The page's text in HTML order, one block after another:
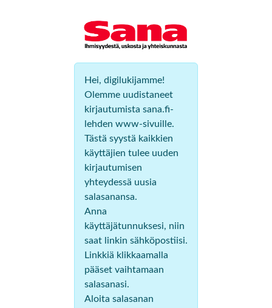
Hei, digilukijamme!
Olemme uudistaneet
kirjautumista sana.fi-
lehden www-sivuille.
Tästä syystä kaikkien
käyttäjien tulee uuden
kirjautumisen
yhteydessä uusia
salasanansa.
Anna
käyttäjätunnuksesi, niin
saat linkin sähköpostiisi.
Linkkiä klikkaamalla
pääset vaihtamaan
salasanasi.
Aloita salasanan